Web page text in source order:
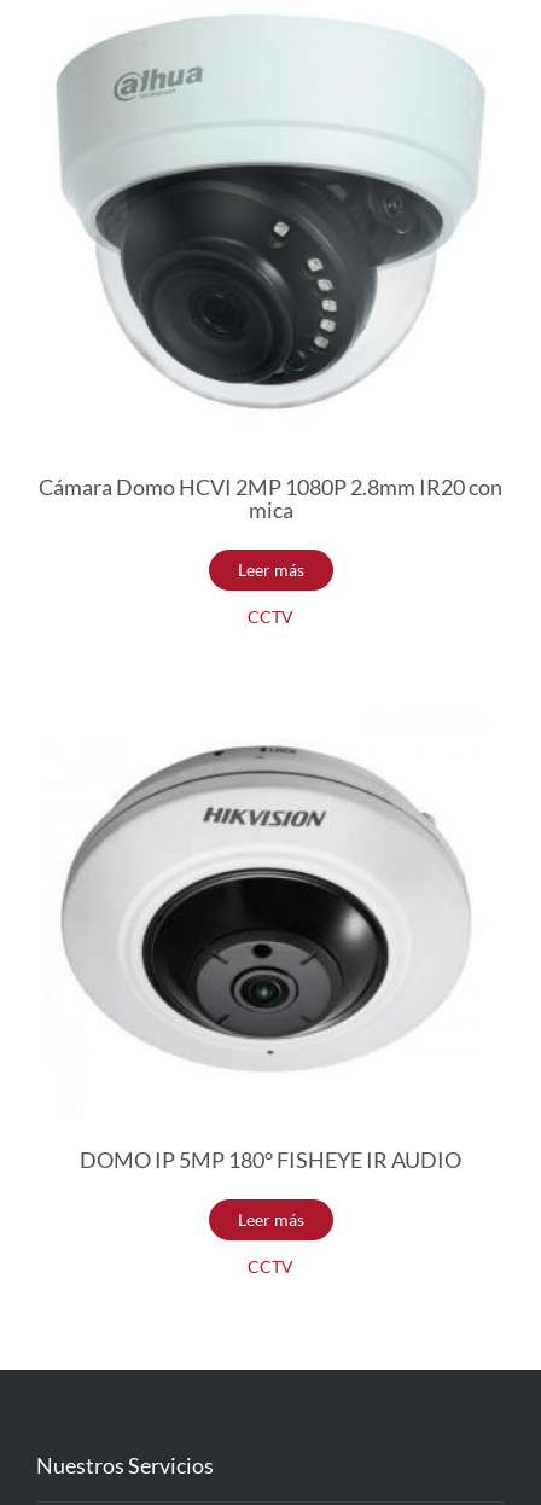
Cámara Domo HCVI 2MP 1080P 2.8mm IR20 con
mica
Leer más
CCTV
DOMO IP 5MP 180° FISHEYE IR AUDIO
Leer más
CCTV
Nuestros Servicios